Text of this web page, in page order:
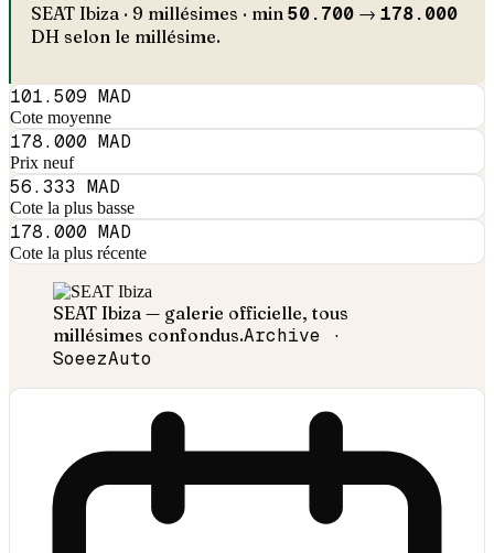
SEAT Ibiza · 9 millésimes · min 50.700 → 178.000
DH selon le millésime.
101.509 MAD
Cote moyenne
178.000 MAD
Prix neuf
56.333 MAD
Cote la plus basse
178.000 MAD
Cote la plus récente
SEAT Ibiza — galerie officielle, tous
millésimes confondus.Archive ·
SoeezAuto